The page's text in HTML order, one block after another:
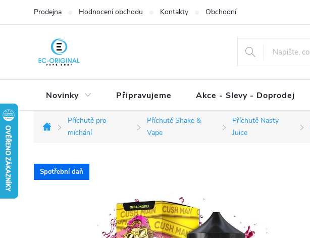
Prodejna Hodnocení obchodu Kontakty Obchodní podmínky
Novinky Připravujeme Akce - Slevy - Doprodej
Domů
Příchutě pro
míchání
Příchutě Shake &
Vape
Příchutě Nasty
Juice
Spotřební daň